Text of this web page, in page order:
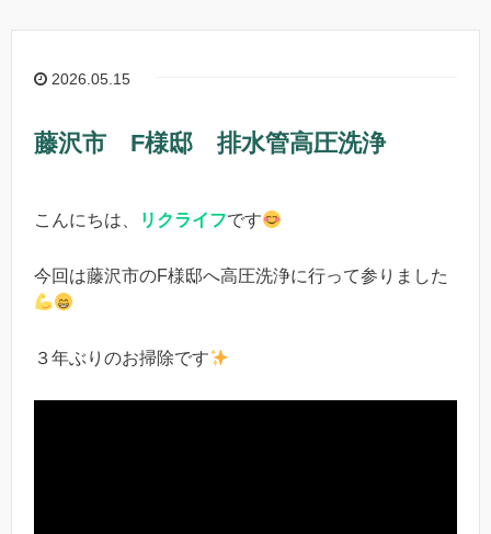
2026.05.15
藤沢市 F様邸 排水管高圧洗浄
こんにちは、 リクライフです
今回は藤沢市のF様邸へ高圧洗浄に行って参りました
３年ぶりのお掃除です